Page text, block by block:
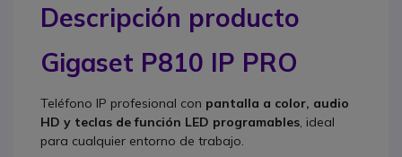
Descripción producto
Gigaset P810 IP PRO
Teléfono IP profesional con pantalla a color, audio
HD y teclas de función LED programables , ideal
para cualquier entorno de trabajo.